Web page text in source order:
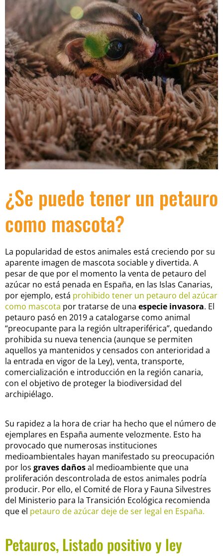
¿Se puede tener un petauro
como mascota?
La popularidad de estos animales está creciendo por su
aparente imagen de mascota sociable y divertida. A
pesar de que por el momento la venta de petauro del
azúcar no está penada en España, en las Islas Canarias,
por ejemplo, está prohibido tener un petauro del azúcar
como mascota por tratarse de una especie invasora. El
petauro pasó en 2019 a catalogarse como animal
“preocupante para la región ultraperiférica”, quedando
prohibida su nueva tenencia (aunque se permiten
aquellos ya mantenidos y censados con anterioridad a
la entrada en vigor de la Ley), venta, transporte,
comercialización e introducción en la región canaria,
con el objetivo de proteger la biodiversidad del
archipiélago.
Su rapidez a la hora de criar ha hecho que el número de
ejemplares en España aumente velozmente. Esto ha
provocado que numerosas instituciones
medioambientales hayan manifestado su preocupación
por los graves dañosal medioambiente que una
proliferación descontrolada de estos animales podría
producir. Por ello, el Comité de Flora y Fauna Silvestres
del Ministerio para la Transición Ecológica recomienda
que el petauro de azúcar deje de ser legal en España.
Petauros, Listado positivo y ley